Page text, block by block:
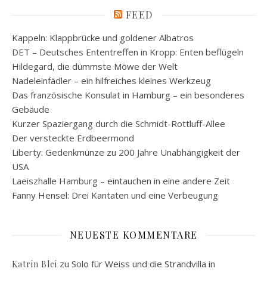
FEED
Kappeln: Klappbrücke und goldener Albatros
DET – Deutsches Ententreffen in Kropp: Enten beflügeln
Hildegard, die dümmste Möwe der Welt
Nadeleinfädler – ein hilfreiches kleines Werkzeug
Das französische Konsulat in Hamburg – ein besonderes
Gebäude
Kurzer Spaziergang durch die Schmidt-Rottluff-Allee
Der versteckte Erdbeermond
Liberty: Gedenkmünze zu 200 Jahre Unabhängigkeit der
USA
Laeiszhalle Hamburg – eintauchen in eine andere Zeit
Fanny Hensel: Drei Kantaten und eine Verbeugung
NEUESTE KOMMENTARE
Katrin Blei zu Solo für Weiss und die Strandvilla in